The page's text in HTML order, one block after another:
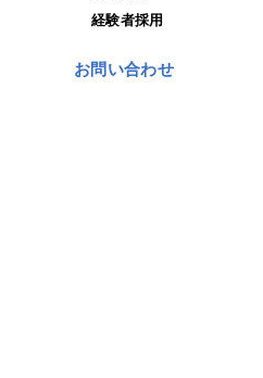
経験者採用
お問い合わせ